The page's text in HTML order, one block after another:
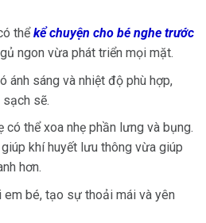
thểkể chuyện cho bé nghe trước
ngon vừa phát triển mọi mặt.
ánh sáng và nhiệt độ phù hợp,
sẽ.
có thể xoa nhẹ phần lưng và bụng.
khí huyết lưu thông vừa giúp
hơn.
em bé, tạo sự thoải mái và yên